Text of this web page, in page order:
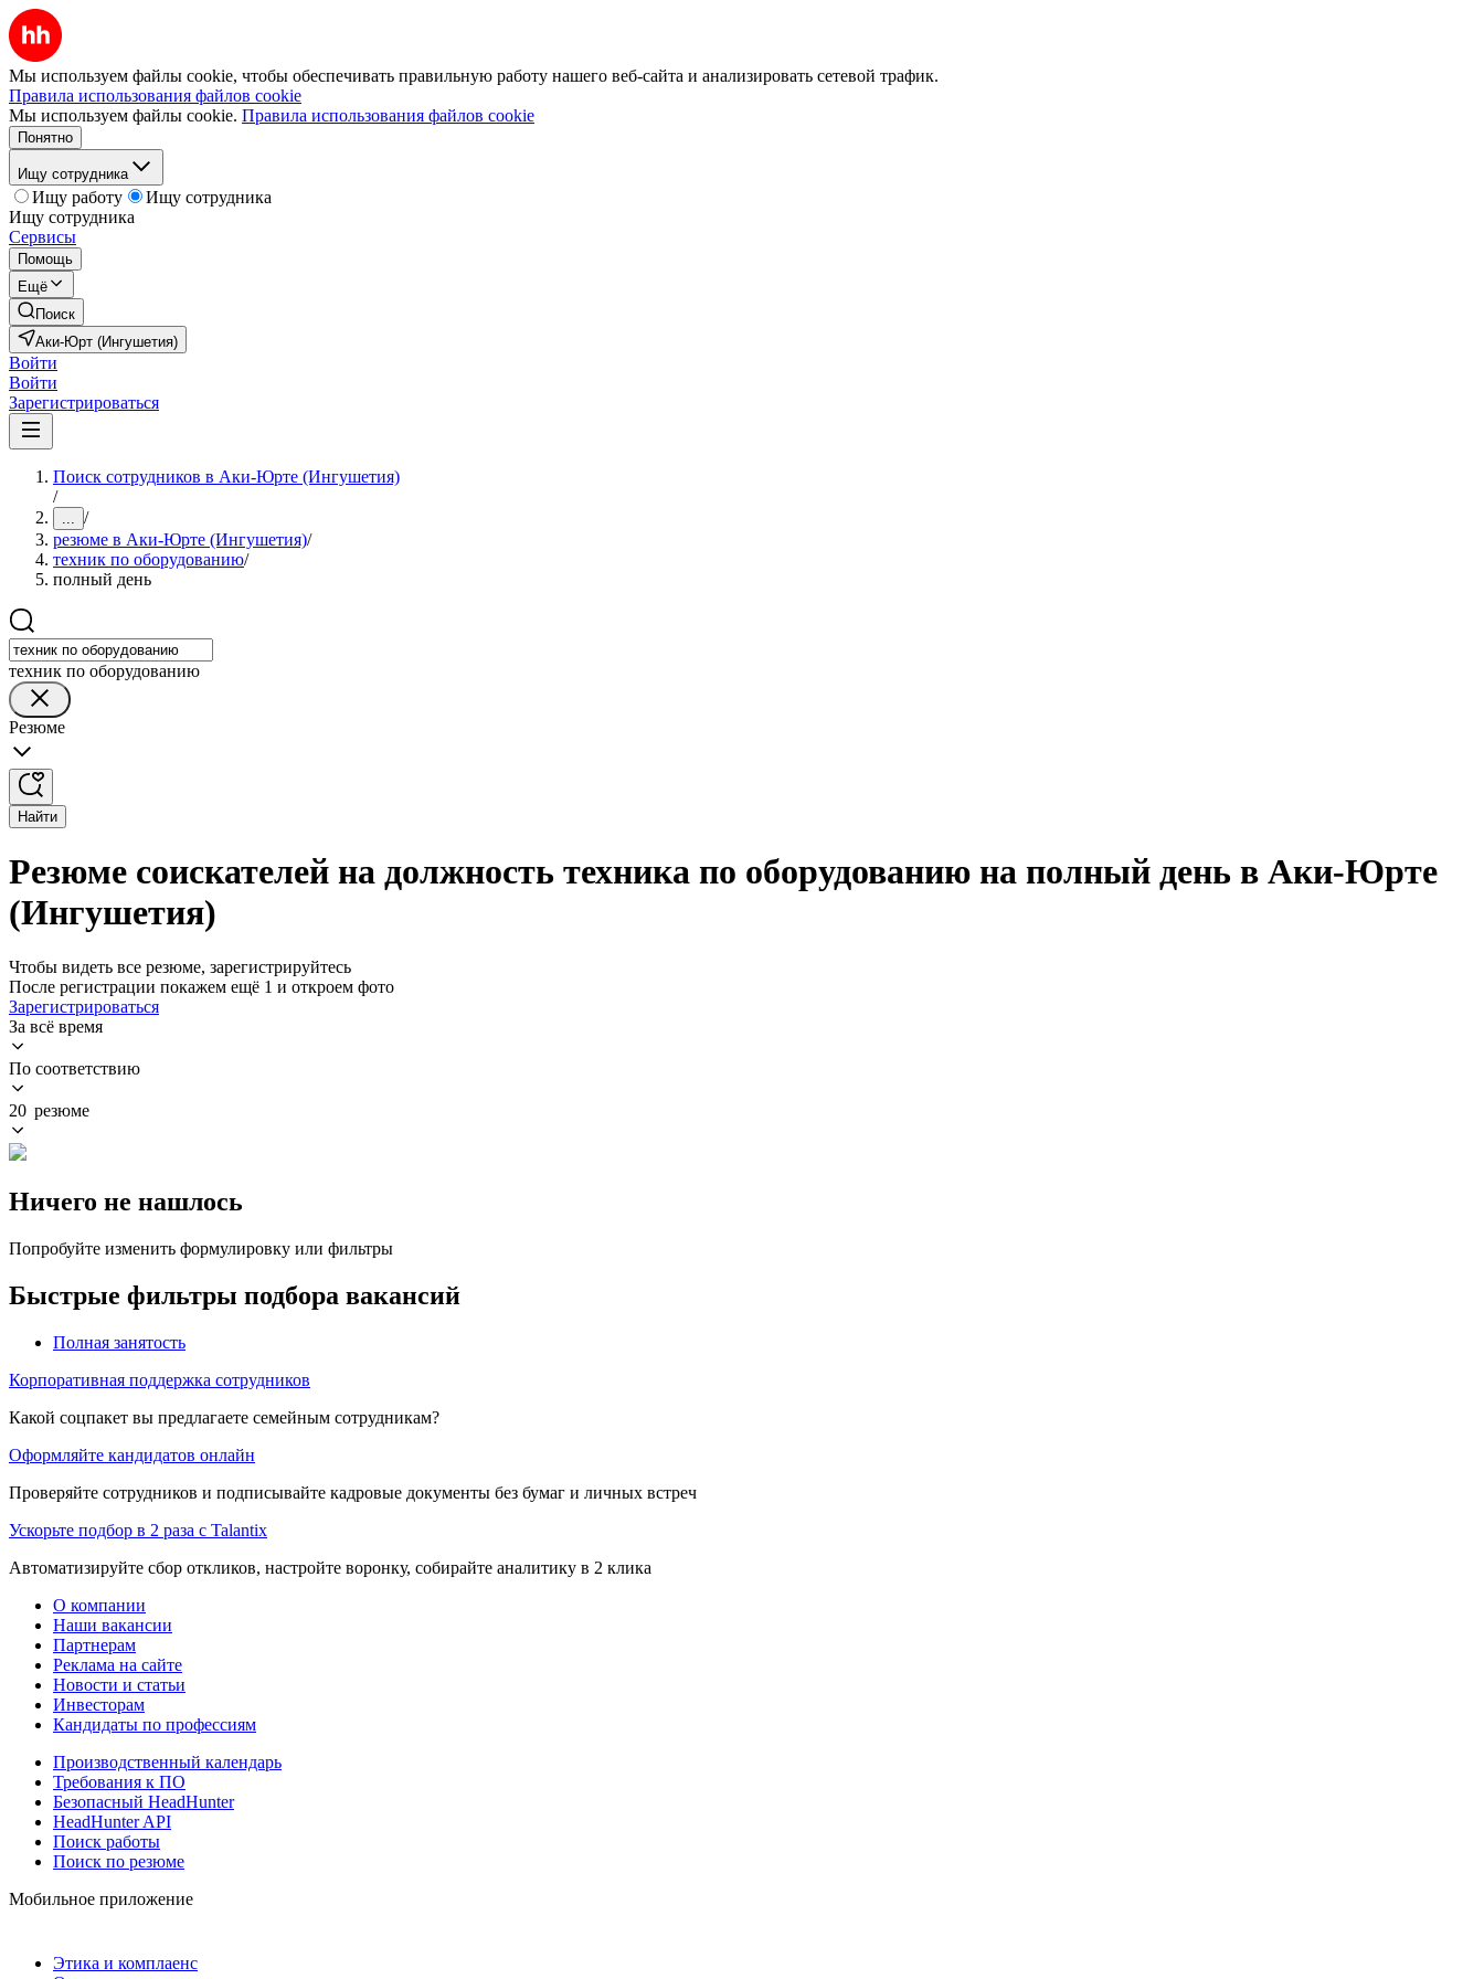
Мы используем файлы cookie, чтобы обеспечивать правильную работу нашего веб-сайта и анализировать сетевой трафик.
Правила использования файлов cookie
Мы используем файлы cookie. Правила использования файлов cookie
Понятно
Ищу сотрудника
Ищу работу
Ищу сотрудника
Ищу сотрудника
Сервисы
Помощь
Ещё
Поиск
Аки-Юрт (Ингушетия)
Войти
Войти
Зарегистрироваться
Поиск сотрудников в Аки-Юрте (Ингушетия)
/
... /
резюме в Аки-Юрте (Ингушетия)/
техник по оборудованию/
полный день
техник по оборудованию
Резюме
Найти
Резюме соискателей на должность техника по оборудованию на полный день в Аки-Юрте
(Ингушетия)
Чтобы видеть все резюме, зарегистрируйтесь
После регистрации покажем ещё 1 и откроем фото
Зарегистрироваться
За всё время
По соответствию
20 резюме
Ничего не нашлось
Попробуйте изменить формулировку или фильтры
Быстрые фильтры подбора вакансий
Полная занятость
Корпоративная поддержка сотрудников
Какой соцпакет вы предлагаете семейным сотрудникам?
Оформляйте кандидатов онлайн
Проверяйте сотрудников и подписывайте кадровые документы без бумаг и личных встреч
Ускорьте подбор в 2 раза с Talantix
Автоматизируйте сбор откликов, настройте воронку, собирайте аналитику в 2 клика
О компании
Наши вакансии
Партнерам
Реклама на сайте
Новости и статьи
Инвесторам
Кандидаты по профессиям
Производственный календарь
Требования к ПО
Безопасный HeadHunter
HeadHunter API
Поиск работы
Поиск по резюме
Мобильное приложение
Этика и комплаенс